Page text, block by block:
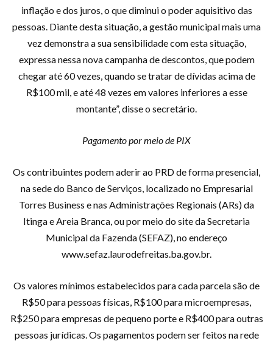
inflação e dos juros, o que diminui o poder aquisitivo das
pessoas. Diante desta situação, a gestão municipal mais uma
vez demonstra a sua sensibilidade com esta situação,
expressa nessa nova campanha de descontos, que podem
chegar até 60 vezes, quando se tratar de dívidas acima de
R$100 mil, e até 48 vezes em valores inferiores a esse
montante”, disse o secretário.
Pagamento por meio de PIX
Os contribuintes podem aderir ao PRD de forma presencial,
na sede do Banco de Serviços, localizado no Empresarial
Torres Business e nas Administrações Regionais (ARs) da
Itinga e Areia Branca, ou por meio do site da Secretaria
Municipal da Fazenda (SEFAZ), no endereço
www.sefaz.laurodefreitas.ba.gov.br.
Os valores mínimos estabelecidos para cada parcela são de
R$50 para pessoas físicas, R$100 para microempresas,
R$250 para empresas de pequeno porte e R$400 para outras
pessoas jurídicas. Os pagamentos podem ser feitos na rede